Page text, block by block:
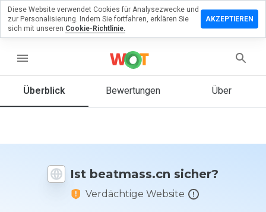
menu
Überblick Bewertungen Über
Ist beatmass.cn sicher?
Verdächtige Website
eine
würden
Skala von
Diese Website verwendet Cookies für Analysezwecke und
zur Personalisierung. Indem Sie fortfahren, erklären Sie
sich mit unseren Cookie-Richtlinie.
AKZEPTIEREN